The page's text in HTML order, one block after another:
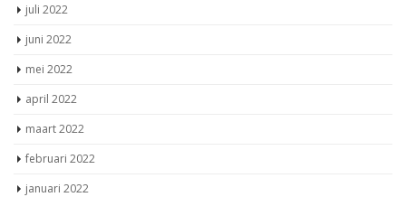
juli 2022
juni 2022
mei 2022
april 2022
maart 2022
februari 2022
januari 2022